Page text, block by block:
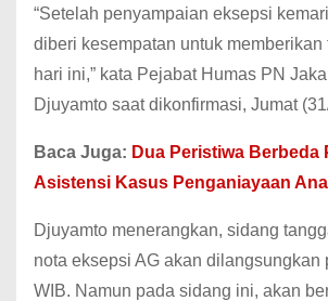
“Setelah penyampaian eksepsi
diberi kesempatan untuk memberikan
hari ini,” kata Pejabat Humas PN
Djuyamto saat dikonfirmasi, Jumat
Baca Juga: Dua Peristiwa Berbeda
Asistensi Kasus Penganiayaan
Djuyamto menerangkan, sidang
nota eksepsi AG akan dilangsungkan
WIB. Namun pada sidang ini, akan